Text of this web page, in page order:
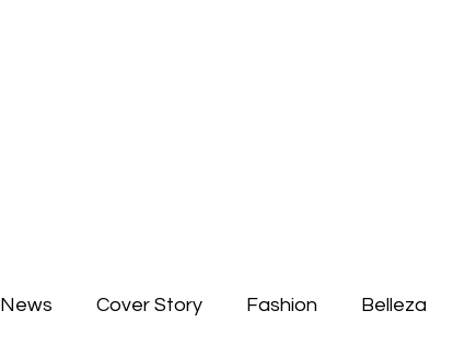
News Cover Story Fashion Belleza